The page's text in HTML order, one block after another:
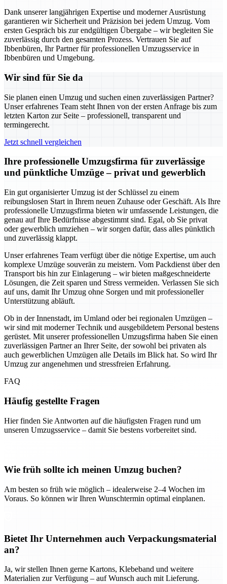
Dank unserer langjährigen Expertise und moderner Ausrüstung
garantieren wir Sicherheit und Präzision bei jedem Umzug. Vom
ersten Gespräch bis zur endgültigen Übergabe – wir begleiten Sie
zuverlässig durch den gesamten Prozess. Vertrauen Sie auf
Ibbenbüren, Ihr Partner für professionellen Umzugsservice in
Ibbenbüren und Umgebung.
Wir sind für Sie da
Sie planen einen Umzug und suchen einen zuverlässigen Partner?
Unser erfahrenes Team steht Ihnen von der ersten Anfrage bis zum
letzten Karton zur Seite – professionell, transparent und
termingerecht.
Jetzt schnell vergleichen
Ihre professionelle Umzugsfirma für zuverlässige
und pünktliche Umzüge – privat und gewerblich
Ein gut organisierter Umzug ist der Schlüssel zu einem
reibungslosen Start in Ihrem neuen Zuhause oder Geschäft. Als Ihre
professionelle Umzugsfirma bieten wir umfassende Leistungen, die
genau auf Ihre Bedürfnisse abgestimmt sind. Egal, ob Sie privat
oder gewerblich umziehen – wir sorgen dafür, dass alles pünktlich
und zuverlässig klappt.
Unser erfahrenes Team verfügt über die nötige Expertise, um auch
komplexe Umzüge souverän zu meistern. Vom Packdienst über den
Transport bis hin zur Einlagerung – wir bieten maßgeschneiderte
Lösungen, die Zeit sparen und Stress vermeiden. Verlassen Sie sich
auf uns, damit Ihr Umzug ohne Sorgen und mit professioneller
Unterstützung abläuft.
Ob in der Innenstadt, im Umland oder bei regionalen Umzügen –
wir sind mit moderner Technik und ausgebildetem Personal bestens
gerüstet. Mit unserer professionellen Umzugsfirma haben Sie einen
zuverlässigen Partner an Ihrer Seite, der sowohl bei privaten als
auch gewerblichen Umzügen alle Details im Blick hat. So wird Ihr
Umzug zur angenehmen und stressfreien Erfahrung.
FAQ
Häufig gestellte Fragen
Hier finden Sie Antworten auf die häufigsten Fragen rund um
unseren Umzugsservice – damit Sie bestens vorbereitet sind.
Wie früh sollte ich meinen Umzug buchen?
Am besten so früh wie möglich – idealerweise 2–4 Wochen im
Voraus. So können wir Ihren Wunschtermin optimal einplanen.
Bietet Ihr Unternehmen auch Verpackungsmaterial
an?
Ja, wir stellen Ihnen gerne Kartons, Klebeband und weitere
Materialien zur Verfügung – auf Wunsch auch mit Lieferung.